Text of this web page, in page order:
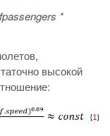
*
высокой